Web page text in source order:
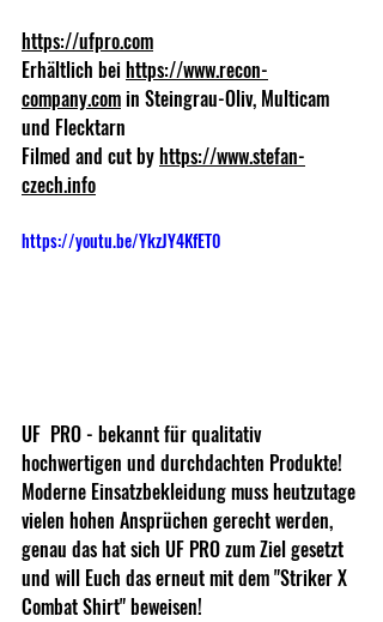
https://ufpro.com
Erhältlich bei https://www.recon-
company.com in Steingrau-Oliv, Multicam
und Flecktarn
Filmed and cut by https://www.stefan-
czech.info
https://youtu.be/YkzJY4KfET0
UF  PRO - bekannt für qualitativ
hochwertigen und durchdachten Produkte!
Moderne Einsatzbekleidung muss heutzutage
vielen hohen Ansprüchen gerecht werden,
genau das hat sich UF PRO zum Ziel gesetzt
und will Euch das erneut mit dem "Striker X
Combat Shirt" beweisen!